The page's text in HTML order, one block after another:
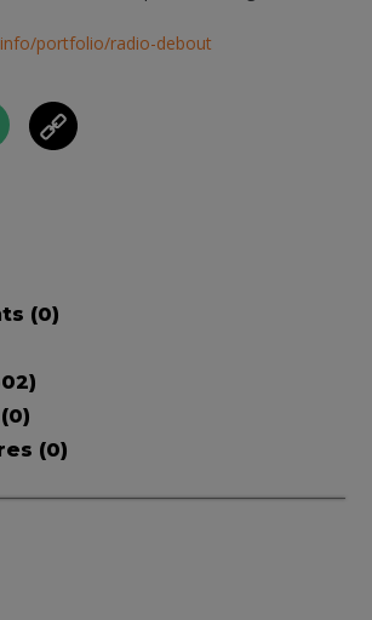
portfolio/radio-debout
(0)
)
0)
(0)